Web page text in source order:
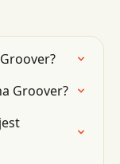
Groover?